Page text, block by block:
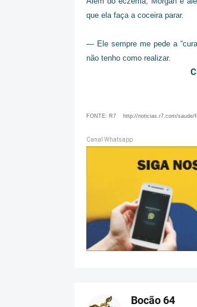
que ela faça a coceira parar.
— Ele sempre me pede a
não tenho como realizar.
FONTE: R7 http://noticias.r7.com/saude/
Canal Whatsapp
Bocão 64